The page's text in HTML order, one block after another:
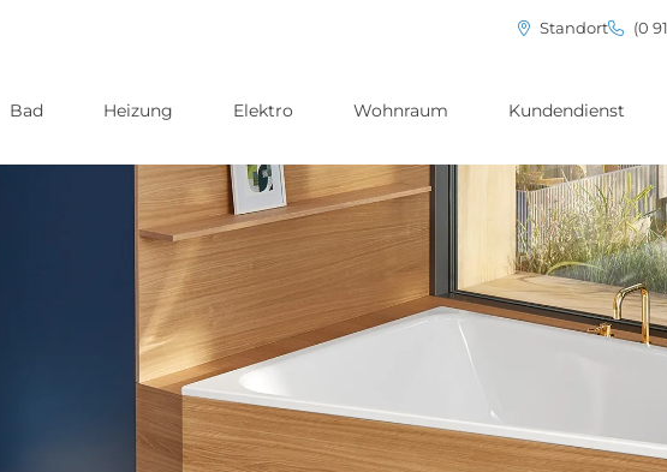
Standort (0
Bad Heizung Elektro Wohnraum Kundendienst